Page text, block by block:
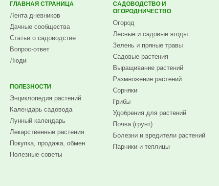
ГЛАВНАЯ СТРАНИЦА
Лента дневников
Дачные сообщества
Статьи о садоводстве
Вопрос-ответ
Люди
ПОЛЕЗНОСТИ
Энциклопедия растений
Календарь садовода
Лунный календарь
Лекарственные растения
Покупка, продажа, обмен
Полезные советы
САДОВОДСТВО И
ОГОРОДНИЧЕСТВО
Огород
Лесные и садовые ягоды
Зелень и пряные травы
Садовые растения
Выращивание растений
Размножение растений
Сорняки
Грибы
Удобрения для растений
Почва (грунт)
Болезни и вредители растений
Парники и теплицы